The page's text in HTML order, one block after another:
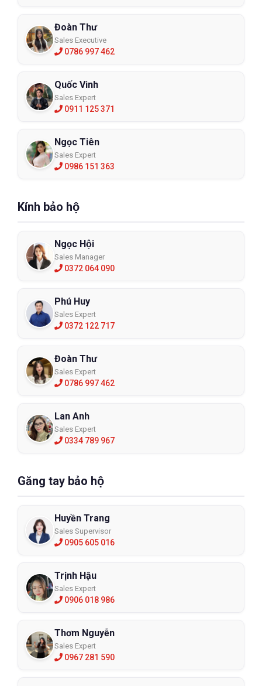
Đoàn Thư
Sales Executive
0786 997 462
Quốc Vinh
Sales Expert
0911 125 371
Ngọc Tiên
Sales Expert
0986 151 363
Kính bảo hộ
Ngọc Hội
Sales Manager
0372 064 090
Phú Huy
Sales Expert
0372 122 717
Đoàn Thư
Sales Expert
0786 997 462
Lan Anh
Sales Expert
0334 789 967
Găng tay bảo hộ
Huyền Trang
Sales Supervisor
0905 605 016
Trịnh Hậu
Sales Expert
0906 018 986
Thơm Nguyễn
Sales Expert
0967 281 590